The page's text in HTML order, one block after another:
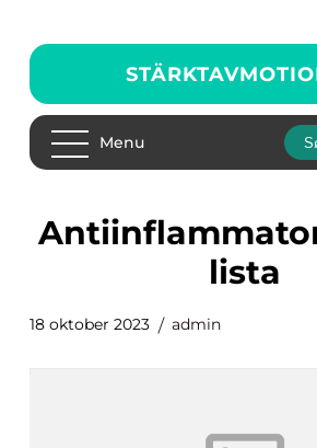
Menu
antiinflammatorisk mat
lista
18 oktober 2023 admin